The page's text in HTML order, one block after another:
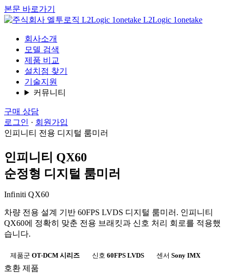
본문 바로가기
L2Logic 1onetake
회사소개
모델 검색
제품 비교
설치점 찾기
기술지원
커뮤니티
구매 상담
로그인 · 회원가입
인피니티 전용 디지털 룸미러
인피니티 QX60
순정형 디지털 룸미러
Infiniti QX60
차량 전용 설계 기반 60FPS LVDS 디지털 룸미러. 인피니티
QX60에 정확히 맞춘 전용 브래킷과 신호 처리 회로를 적용했
습니다.
제품군 OT-DCM 시리즈 신호 60FPS LVDS 센서 Sony IMX
호환 제품